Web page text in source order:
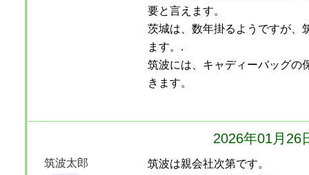
要と言えます。
茨城は、数年掛るようですが、
ます。.
筑波には、キャディーバッグの
きます。
2026年01月26
筑波太郎
筑波は親会社次第です。